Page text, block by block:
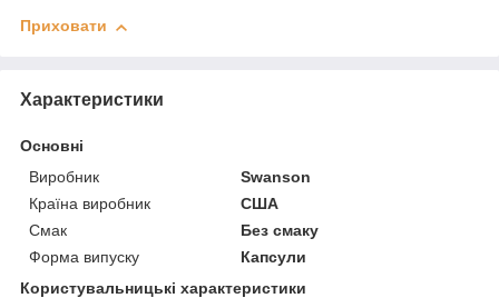
Приховати
Характеристики
Основні
Виробник
Swanson
Країна виробник
США
Смак
Без смаку
Форма випуску
Капсули
Користувальницькі характеристики